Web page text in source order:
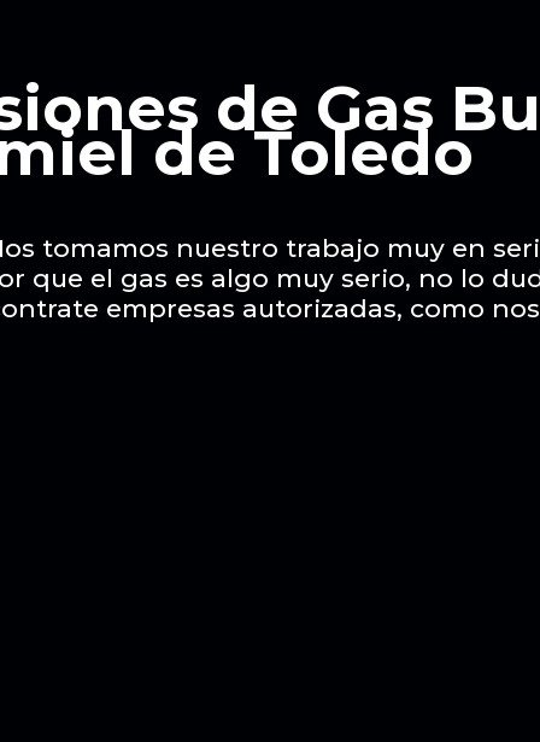
de Gas
de Toledo
tomamos nuestro trabajo muy en
que el gas es algo muy serio, no lo
empresas autorizadas, como